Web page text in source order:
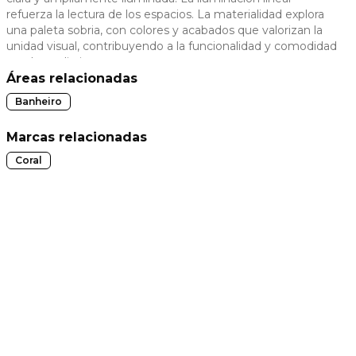
slide
slide
refuerza la lectura de los espacios. La materialidad explora
una paleta sobria, con colores y acabados que valorizan la
unidad visual, contribuyendo a la funcionalidad y comodidad
en el uso diario.
Áreas relacionadas
Banheiro
Marcas relacionadas
Coral